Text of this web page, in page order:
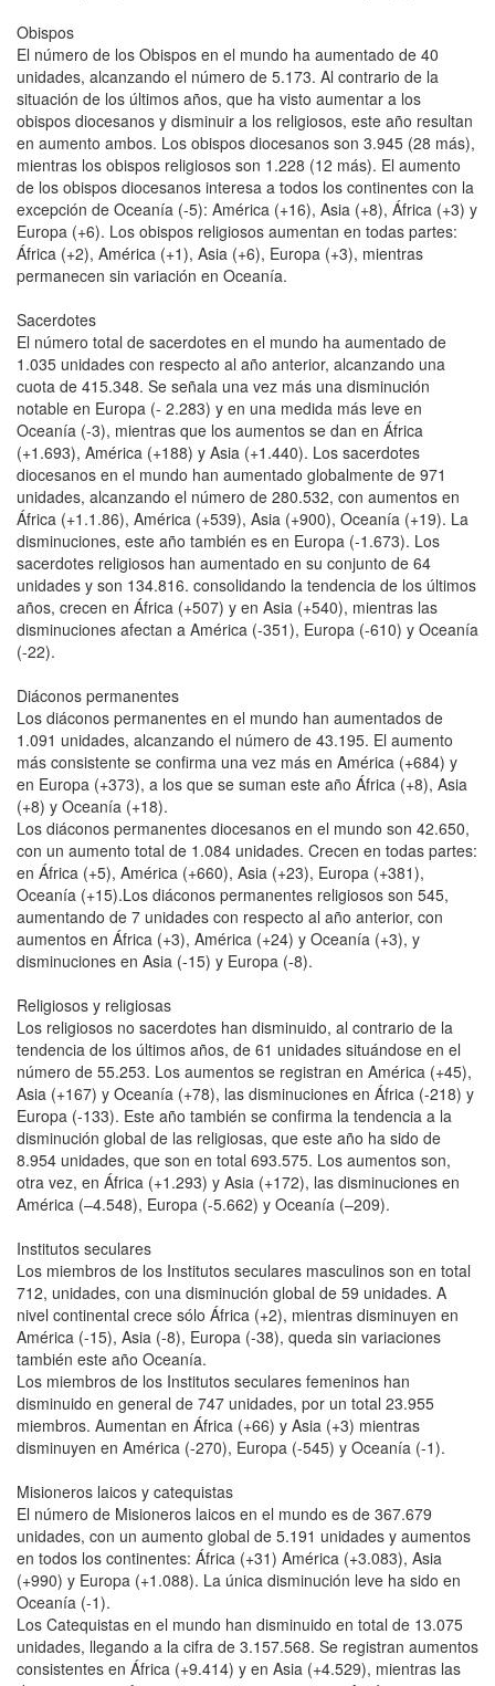
Obispos
El número de los Obispos en el mundo ha aumentado de 40
unidades, alcanzando el número de 5.173. Al contrario de la
situación de los últimos años, que ha visto aumentar a los
obispos diocesanos y disminuir a los religiosos, este año resultan
en aumento ambos. Los obispos diocesanos son 3.945 (28 más),
mientras los obispos religiosos son 1.228 (12 más). El aumento
de los obispos diocesanos interesa a todos los continentes con la
excepción de Oceanía (-5): América (+16), Asia (+8), África (+3) y
Europa (+6). Los obispos religiosos aumentan en todas partes:
África (+2), América (+1), Asia (+6), Europa (+3), mientras
permanecen sin variación en Oceanía.
Sacerdotes
El número total de sacerdotes en el mundo ha aumentado de
1.035 unidades con respecto al año anterior, alcanzando una
cuota de 415.348. Se señala una vez más una disminución
notable en Europa (- 2.283) y en una medida más leve en
Oceanía (-3), mientras que los aumentos se dan en África
(+1.693), América (+188) y Asia (+1.440). Los sacerdotes
diocesanos en el mundo han aumentado globalmente de 971
unidades, alcanzando el número de 280.532, con aumentos en
África (+1.1.86), América (+539), Asia (+900), Oceanía (+19). La
disminuciones, este año también es en Europa (-1.673). Los
sacerdotes religiosos han aumentado en su conjunto de 64
unidades y son 134.816. consolidando la tendencia de los últimos
años, crecen en África (+507) y en Asia (+540), mientras las
disminuciones afectan a América (-351), Europa (-610) y Oceanía
(-22).
Diáconos permanentes
Los diáconos permanentes en el mundo han aumentados de
1.091 unidades, alcanzando el número de 43.195. El aumento
más consistente se confirma una vez más en América (+684) y
en Europa (+373), a los que se suman este año África (+8), Asia
(+8) y Oceanía (+18).
Los diáconos permanentes diocesanos en el mundo son 42.650,
con un aumento total de 1.084 unidades. Crecen en todas partes:
en África (+5), América (+660), Asia (+23), Europa (+381),
Oceanía (+15).Los diáconos permanentes religiosos son 545,
aumentando de 7 unidades con respecto al año anterior, con
aumentos en África (+3), América (+24) y Oceanía (+3), y
disminuciones en Asia (-15) y Europa (-8).
Religiosos y religiosas
Los religiosos no sacerdotes han disminuido, al contrario de la
tendencia de los últimos años, de 61 unidades situándose en el
número de 55.253. Los aumentos se registran en América (+45),
Asia (+167) y Oceanía (+78), las disminuciones en África (-218) y
Europa (-133). Este año también se confirma la tendencia a la
disminución global de las religiosas, que este año ha sido de
8.954 unidades, que son en total 693.575. Los aumentos son,
otra vez, en África (+1.293) y Asia (+172), las disminuciones en
América (–4.548), Europa (-5.662) y Oceanía (–209).
Institutos seculares
Los miembros de los Institutos seculares masculinos son en total
712, unidades, con una disminución global de 59 unidades. A
nivel continental crece sólo África (+2), mientras disminuyen en
América (-15), Asia (-8), Europa (-38), queda sin variaciones
también este año Oceanía.
Los miembros de los Institutos seculares femeninos han
disminuido en general de 747 unidades, por un total 23.955
miembros. Aumentan en África (+66) y Asia (+3) mientras
disminuyen en América (-270), Europa (-545) y Oceanía (-1).
Misioneros laicos y catequistas
El número de Misioneros laicos en el mundo es de 367.679
unidades, con un aumento global de 5.191 unidades y aumentos
en todos los continentes: África (+31) América (+3.083), Asia
(+990) y Europa (+1.088). La única disminución leve ha sido en
Oceanía (-1).
Los Catequistas en el mundo han disminuido en total de 13.075
unidades, llegando a la cifra de 3.157.568. Se registran aumentos
consistentes en África (+9.414) y en Asia (+4.529), mientras las